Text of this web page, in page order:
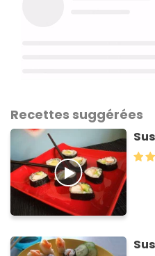
Recettes suggérées